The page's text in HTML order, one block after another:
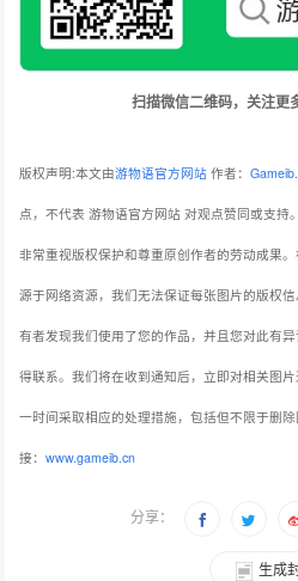
扫描微信二维码，关注更
版权声明:本文由游物语官方网站 作者：
点，不代表 游物语官方网站 对观点赞同或支持
非常重视版权保护和尊重原创作者的劳动成果
源于网络资源，我们无法保证每张图片的版权
有者发现我们使用了您的作品，并且您对此有
得联系。我们将在收到通知后，立即对相关图
一时间采取相应的处理措施，包括但不限于删
接：www.gameib.cn
分享：
生成